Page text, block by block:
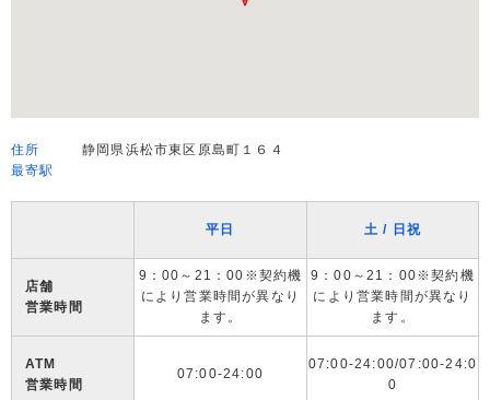
住所
静岡県浜松市東区原島町１６４
最寄駅
平日 土 / 日祝
店舗
営業時間
9：00～21：00※契約機
により営業時間が異なり
ます。
9：00～21：00※契約機
により営業時間が異なり
ます。
ATM
営業時間
07:00-24:00
07:00-24:00/07:00-24:0
0